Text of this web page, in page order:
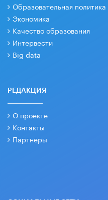
Образовательная политика
Экономика
Качество образования
Интервести
Big data
РЕДАКЦИЯ
О проекте
Контакты
Партнеры